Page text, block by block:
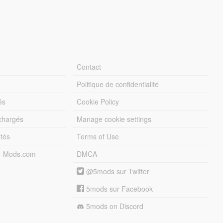
Mods.com
Contact
Politique de confidentialité
Cookie Policy
Manage cookie settings
Terms of Use
DMCA
@5mods sur Twitter
5mods sur Facebook
5mods on Discord